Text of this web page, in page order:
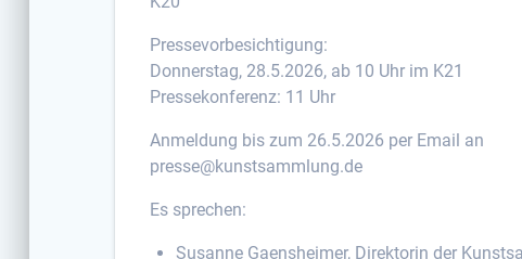
Pressevorbesichtigung:
Donnerstag, 28.5.2026, ab 10 Uhr im K21
Pressekonferenz: 11 Uhr
Anmeldung bis zum 26.5.2026 per Email an
presse@kunstsammlung.de
Es sprechen:
Susanne Gaensheimer, Direktorin der